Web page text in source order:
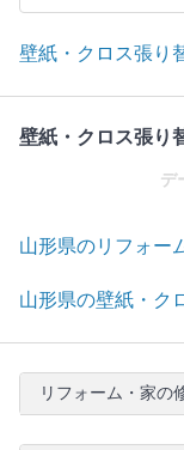
壁紙・クロス張り
壁紙・クロス張り
デ
山形県のリフォー
山形県の壁紙・ク
リフォーム・家の